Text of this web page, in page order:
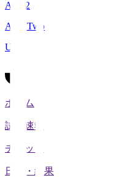
ACL2
ACL Two
U-21
ホーム
試合速報
チケット
日程・結果